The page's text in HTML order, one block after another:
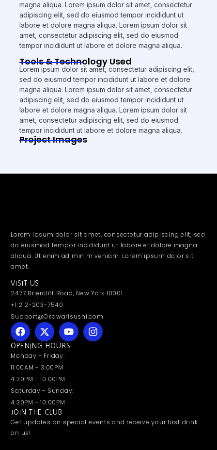
magna aliqua. Lorem ipsum dolor sit amet, consectetur
adipiscing elit, sed do eiusmod tempor incididunt ut
labore et dolore magna aliqua. Lorem ipsum dolor sit
amet, consectetur adipiscing elit, sed do eiusmod
tempor incididunt ut labore et dolore magna aliqua.
Tools & Technology Used
Lorem ipsum dolor sit amet, consectetur adipiscing elit,
sed do eiusmod tempor incididunt ut labore et dolore
magna aliqua. Lorem ipsum dolor sit amet, consectetur
adipiscing elit, sed do eiusmod tempor incididunt ut
labore et dolore magna aliqua. Lorem ipsum dolor sit
amet, consectetur adipiscing elit, sed do eiusmod
tempor incididunt ut labore et dolore magna aliqua.
Project Images
Lorem ipsum dolor sit amet, consectetur adipiscing elit, sed
do eiusmod tempor incididunt ut labore et dolore magna
aliqua. Ut enim ad minim veniam. Lorem ipsum dolor sit
amet.
VISIT US
2477 Briercliff Road, New York 10001
+1 212-203-7540
Support@Okawarisushi.com
OPENING HOURS
Monday - Friday:
11:00AM - 3:00PM
4:30PM - 10:00PM
Saturday - Sunday:
4:30PM - 10:00PM
JOIN THE CLUB
Get updates on special events and receive your first drink
on us!